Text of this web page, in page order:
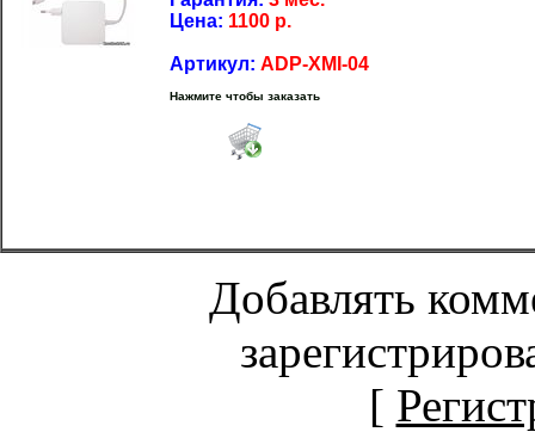
Цена: 1100 р.
Артикул: ADP-XMI-04
Нажмите чтобы заказать
Добавлять
[